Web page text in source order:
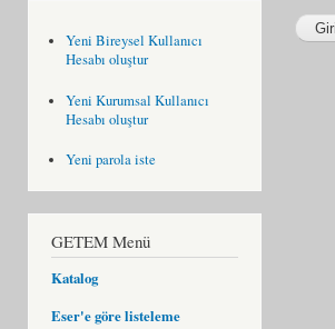
Yeni Bireysel Kullanıcı
Hesabı oluştur
Yeni Kurumsal Kullanıcı
Hesabı oluştur
Yeni parola iste
GETEM Menü
Katalog
Eser'e göre listeleme